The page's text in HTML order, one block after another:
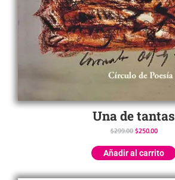
Una de tantas
$299.00 $250.00
Añadir al carrito